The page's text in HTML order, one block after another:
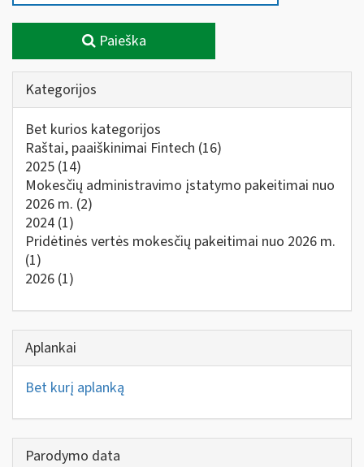
Paieška
Kategorijos
Bet kurios kategorijos
Raštai, paaiškinimai Fintech (16)
2025 (14)
Mokesčių administravimo įstatymo pakeitimai nuo
2026 m. (2)
2024 (1)
Pridėtinės vertės mokesčių pakeitimai nuo 2026 m.
(1)
2026 (1)
Aplankai
Bet kurį aplanką
Parodymo data